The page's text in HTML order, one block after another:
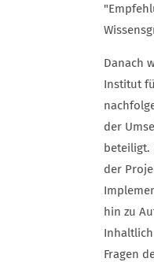
Danach
Institut
der
beteiligt.
der
hin zu
Fragen